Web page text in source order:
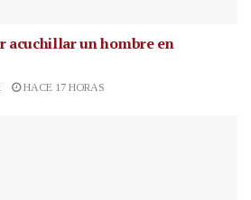
acuchillar un hombre en
HACE 17 HORAS